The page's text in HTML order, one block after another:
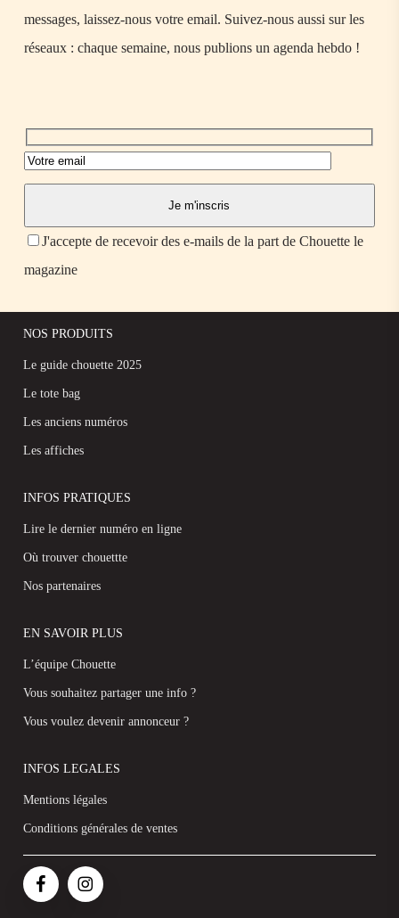
messages, laissez-nous votre email. Suivez-nous aussi sur les
réseaux : chaque semaine, nous publions un agenda hebdo !
J'accepte de recevoir des e-mails de la part de Chouette le
magazine
NOS PRODUITS
Le guide chouette 2025
Le tote bag
Les anciens numéros
Les affiches
INFOS PRATIQUES
Lire le dernier numéro en ligne
Où trouver chouettte
Nos partenaires
EN SAVOIR PLUS
L’équipe Chouette
Vous souhaitez partager une info ?
Vous voulez devenir annonceur ?
INFOS LEGALES
Mentions légales
Conditions générales de ventes